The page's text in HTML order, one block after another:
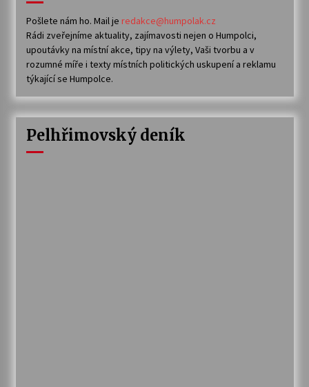
Pošlete nám ho. Mail je redakce@humpolak.cz
Rádi zveřejníme aktuality, zajímavosti nejen o Humpolci,
upoutávky na místní akce, tipy na výlety, Vaši tvorbu a v
rozumné míře i texty místních politických uskupení a reklamu
týkající se Humpolce.
Pelhřimovský deník